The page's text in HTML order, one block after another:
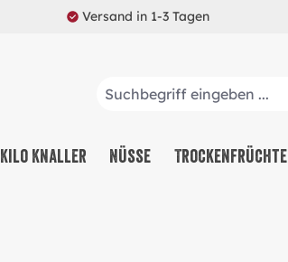
Versand in 1-3 Tagen
Kilo Knaller Nüsse Trockenfrüchte